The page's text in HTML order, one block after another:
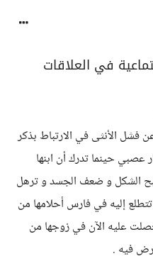
في العلاقات
فشل الأنثى في الارتباط بذكر
عصبي حينما تدرك أن ابنها
الشكل و ضعف الجسد و ترهل
إليه في فارس أحلامها من
عليه الآن في زوجها من
فيه .